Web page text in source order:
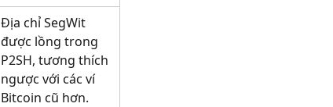
Địa chỉ SegWit
được lồng trong
P2SH, tương thích
ngược với các ví
Bitcoin cũ hơn.